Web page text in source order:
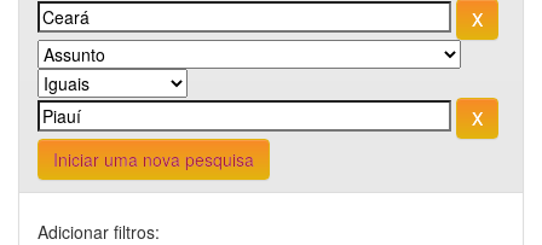
Iniciar uma nova pesquisa
Adicionar filtros: